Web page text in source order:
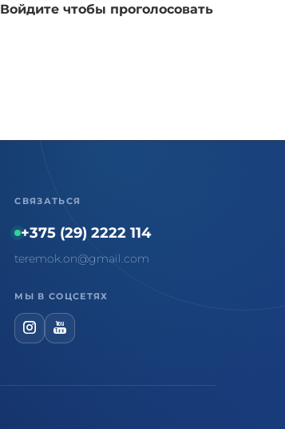
Войдите чтобы проголосовать
СВЯЗАТЬСЯ
+375 (29) 2222 114
teremok.on@gmail.com
МЫ В СОЦСЕТЯХ